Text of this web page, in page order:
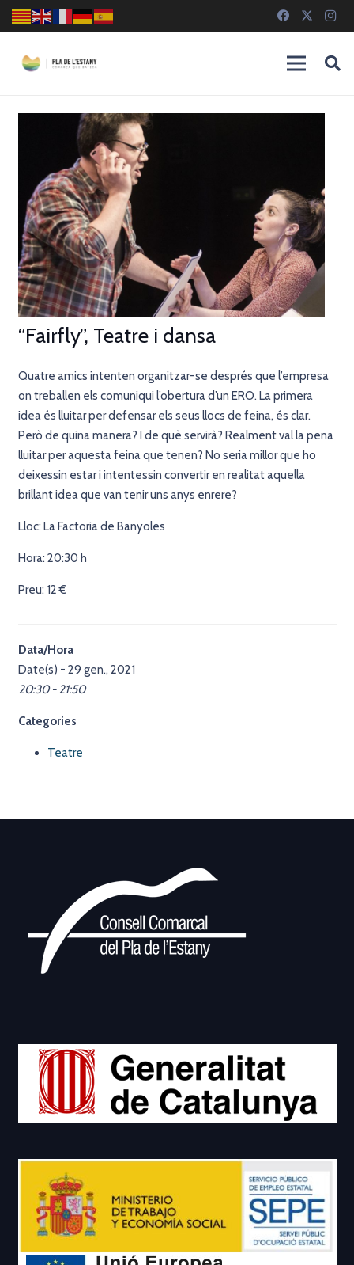
“Fairfly”, Teatre i dansa
Quatre amics intenten organitzar-se després que l’empresa
on treballen els comuniqui l’obertura d’un ERO. La primera
idea és lluitar per defensar els seus llocs de feina, és clar.
Però de quina manera? I de què servirà? Realment val la pena
lluitar per aquesta feina que tenen? No seria millor que ho
deixessin estar i intentessin convertir en realitat aquella
brillant idea que van tenir uns anys enrere?
Lloc: La Factoria de Banyoles
Hora: 20:30 h
Preu: 12 €
Data/Hora
Date(s) - 29 gen., 2021
20:30 - 21:50
Categories
Teatre